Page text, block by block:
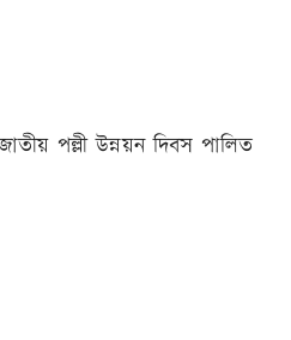
পল্লী উন্নয়ন দিবস পালিত